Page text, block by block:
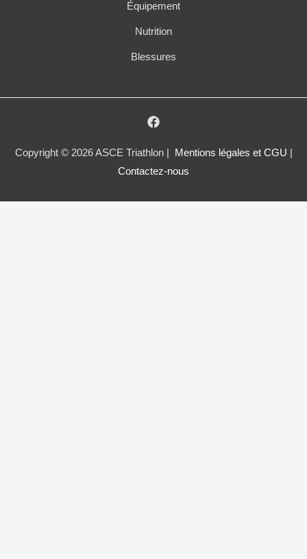
Équipement
Nutrition
Blessures
Copyright © 2026 ASCE Triathlon | Mentions légales et CGU
Contactez-nous